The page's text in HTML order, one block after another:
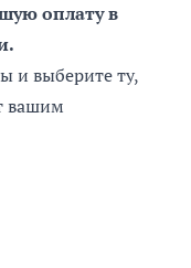
оплату в
и выберите ту,
вашим